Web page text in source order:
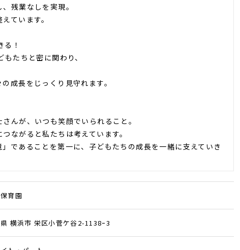
残業なしを実現。
ています。
！
たちと密に関わり、
成長をじっくり見守れます。
んが、いつも笑顔でいられること。
ながると私たちは考えています。
であることを第一に、子どもたちの成長を一緒に支えていき
育園
横浜市 栄区小菅ケ谷2-1138ｰ3